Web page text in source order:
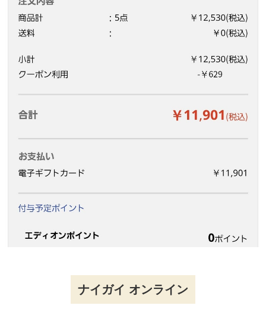
ナイガイ オンライン